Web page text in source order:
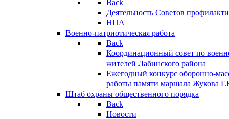
Back
Деятельность Советов
НПА
Военно-патриотическая работа
Back
Координационный совет по
жителей Лабинского района
Ежегодный конкурс оборонно-
работы памяти маршала Жукова
Штаб охраны общественного порядка
Back
Новости